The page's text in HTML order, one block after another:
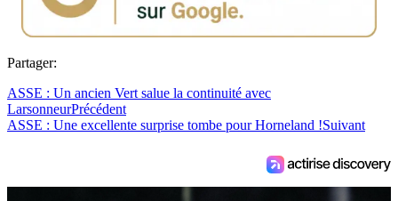
Partager:
ASSE : Un ancien Vert salue la continuité avec
LarsonneurPrécédent
ASSE : Une excellente surprise tombe pour Horneland !Suivant